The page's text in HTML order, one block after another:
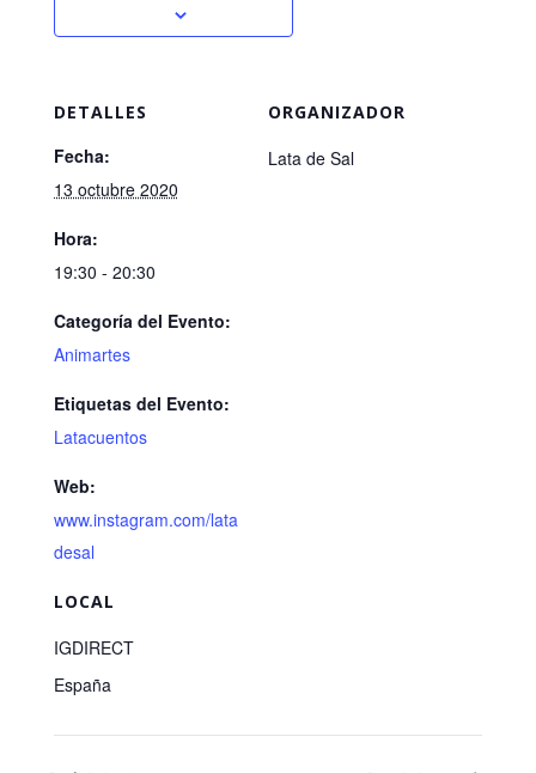
DETALLES
Fecha:
13 octubre 2020
Hora:
19:30 - 20:30
Categoría del Evento:
Animartes
Etiquetas del Evento:
Latacuentos
Web:
www.instagram.com/lata
desal
LOCAL
IGDIRECT
España
ORGANIZADOR
Lata de Sal